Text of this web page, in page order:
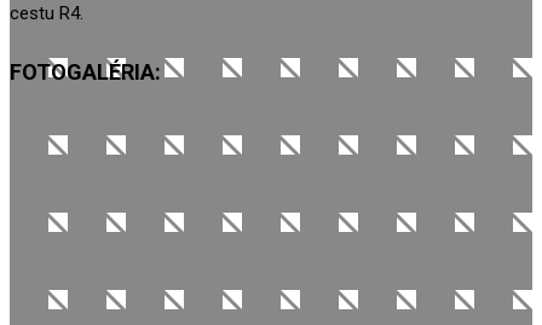
cestu R4.
FOTOGALÉRIA: